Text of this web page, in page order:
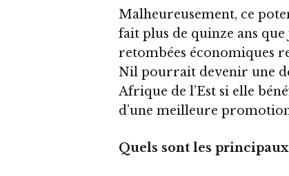
Malheureusement, ce
fait plus de quinze ans
retombées économiques
Nil pourrait devenir une
Afrique de l’Est si elle
d’une meilleure
Quels sont les